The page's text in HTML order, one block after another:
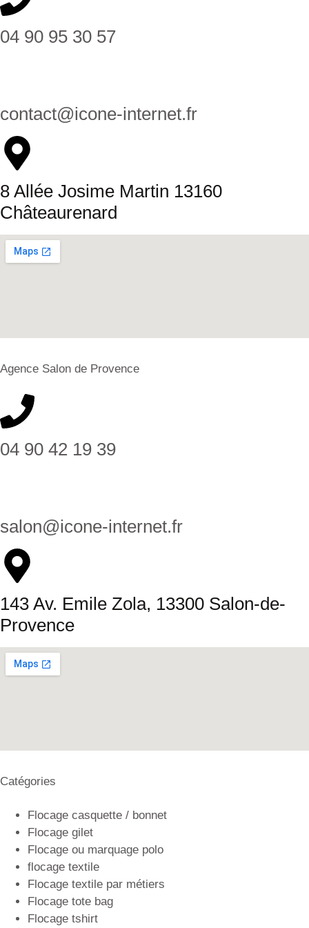
04 90 95 30 57
contact@icone-internet.fr
8 Allée Josime Martin 13160
Châteaurenard
Agence Salon de Provence
04 90 42 19 39
salon@icone-internet.fr
143 Av. Emile Zola, 13300 Salon-de-
Provence
Catégories
Flocage casquette / bonnet
Flocage gilet
Flocage ou marquage polo
flocage textile
Flocage textile par métiers
Flocage tote bag
Flocage tshirt